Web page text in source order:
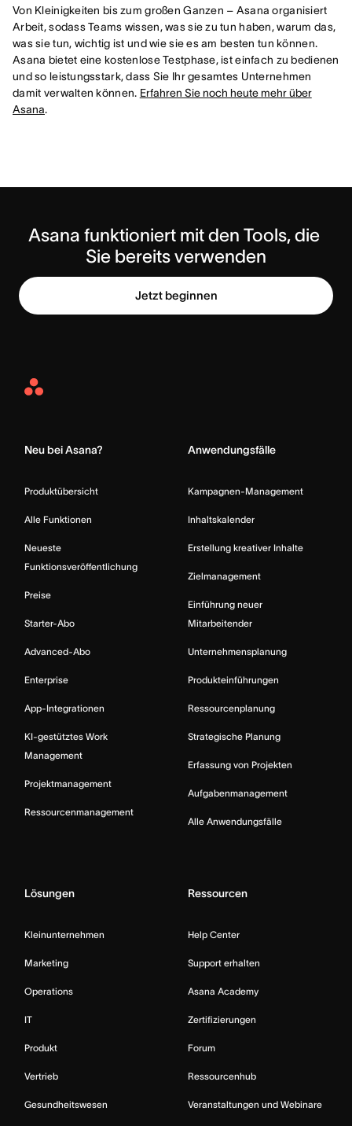
Von Kleinigkeiten bis zum großen Ganzen – Asana organisiert
Arbeit, sodass Teams wissen, was sie zu tun haben, warum das,
was sie tun, wichtig ist und wie sie es am besten tun können.
Asana bietet eine kostenlose Testphase, ist einfach zu bedienen
und so leistungsstark, dass Sie Ihr gesamtes Unternehmen
damit verwalten können. Erfahren Sie noch heute mehr über
Asana.
Asana funktioniert mit den Tools, die
Sie bereits verwenden
Jetzt beginnen
Asana
Neu bei Asana?
Produktübersicht
Alle Funktionen
Neueste
Funktionsveröffentlichung
Preise
Starter-Abo
Advanced-Abo
Enterprise
App-Integrationen
KI-gestütztes Work
Management
Projektmanagement
Ressourcenmanagement
Anwendungsfälle
Kampagnen-Management
Inhaltskalender
Erstellung kreativer Inhalte
Zielmanagement
Einführung neuer
Mitarbeitender
Unternehmensplanung
Produkteinführungen
Ressourcenplanung
Strategische Planung
Erfassung von Projekten
Aufgabenmanagement
Alle Anwendungsfälle
Lösungen
Kleinunternehmen
Marketing
Operations
IT
Produkt
Vertrieb
Gesundheitswesen
Ressourcen
Help Center
Support erhalten
Asana Academy
Zertifizierungen
Forum
Ressourcenhub
Veranstaltungen und Webinare